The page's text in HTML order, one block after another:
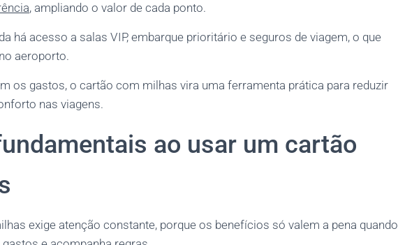
, ampliando o valor de cada ponto.
há acesso a salas VIP, embarque prioritário e seguros de viagem, o que
aeroporto.
os gastos, o cartão com milhas vira uma ferramenta prática para reduzir
nas viagens.
ao usar um cartão
exige atenção constante, porque os benefícios só valem a pena quando